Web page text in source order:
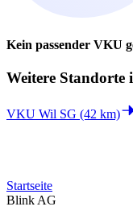
Kein passender VKU
Weitere Standorte
VKU Wil SG (42 km)
Startseite
Blink AG